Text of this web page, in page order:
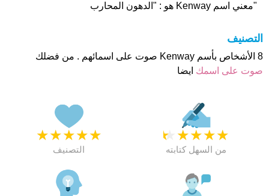
"معني اسم Kenway هو : "الدهون المحارب
التصنيف
8 الأشخاص بأسم Kenway صوت على اسمائهم . من فضلك
صوت على اسمك ايضا
★
★
★
★
★
التصنيف
★
★
★
★
★
من السهل كتابته